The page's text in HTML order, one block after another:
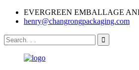
EVERGREEN EMBALLAGE
henry@changrongpackaging.com